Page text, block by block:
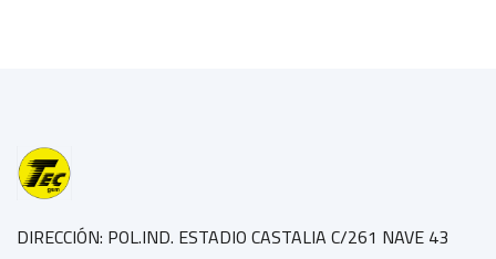
DIRECCIÓN: POL.IND. ESTADIO CASTALIA C/261 NAVE 43